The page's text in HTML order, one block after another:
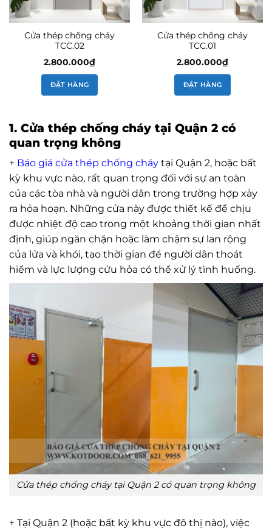
Cửa thép chống cháy
TCC.02
2.800.000₫
ĐẶT HÀNG
Cửa thép chống cháy
TCC.01
2.800.000₫
ĐẶT HÀNG
1. Cửa thép chống cháy tại Quận 2 có
quan trọng không
+ Báo giá cửa thép chống cháy tại Quận 2, hoặc bất
kỳ khu vực nào, rất quan trọng đối với sự an toàn
của các tòa nhà và người dân trong trường hợp xảy
ra hỏa hoạn. Những cửa này được thiết kế để chịu
được nhiệt độ cao trong một khoảng thời gian nhất
định, giúp ngăn chặn hoặc làm chậm sự lan rộng
của lửa và khói, tạo thời gian để người dân thoát
hiểm và lực lượng cứu hỏa có thể xử lý tình huống.
Cửa thép chống cháy tại Quận 2 có quan trọng không
+ Tại Quận 2 (hoặc bất kỳ khu vực đô thị nào), việc